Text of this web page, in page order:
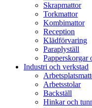
Skrapmattor
Torkmattor
Kombimattor
Reception
Klädförvaring
Paraplyställ
Papperskorgar
Industri och verkstad
Arbetsstolar
Backställ
Hinkar och